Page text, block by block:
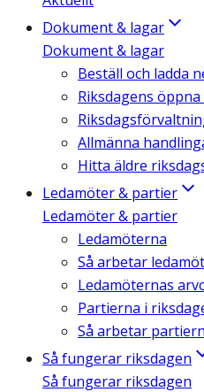
Dokument & lagar
Dokument & lagar
Beställ och ladda
Riksdagens öppna
Allmänna
Hitta äldre
Ledamöter & partier
Ledamöter & partier
Ledamöterna
Så arbetar
Ledamöternas
Partierna i
Så arbetar
Så fungerar riksdagen
Så fungerar riksdagen